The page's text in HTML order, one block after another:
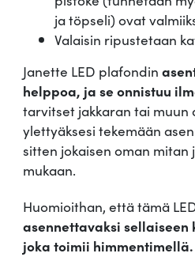
ja töpseli) ovat
Valaisin ripustetaan
Janette LED plafondin
helppoa, ja se onnistuu
tarvitset jakkaran tai muun
ylettyäksesi tekemään
sitten jokaisen oman mitan
mukaan.
Huomioithan, että tämä
asennettavaksi
joka toimii himmentimellä.